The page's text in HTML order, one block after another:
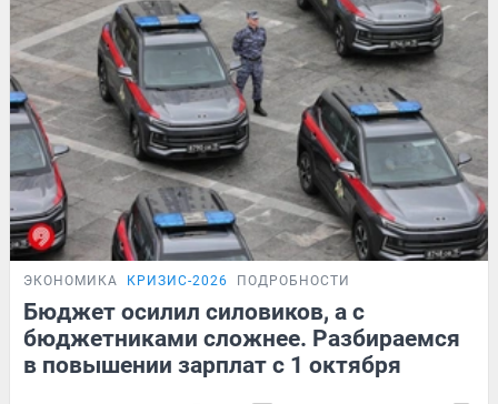
ЭКОНОМИКА КРИЗИС-2026 ПОДРОБНОСТИ
Бюджет осилил силовиков, а с
бюджетниками сложнее. Разбираемся
в повышении зарплат с 1 октября